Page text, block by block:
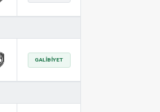
GALIBIYET